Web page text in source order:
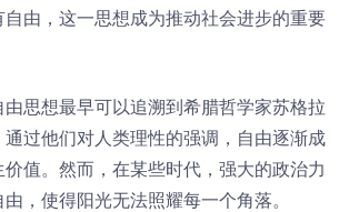
由，这一思想成为推动社会进步的重要
思想最早可以追溯到希腊哲学家苏格拉
过他们对人类理性的强调，自由逐渐成
值。然而，在某些时代，强大的政治力
，使得阳光无法照耀每一个角落。